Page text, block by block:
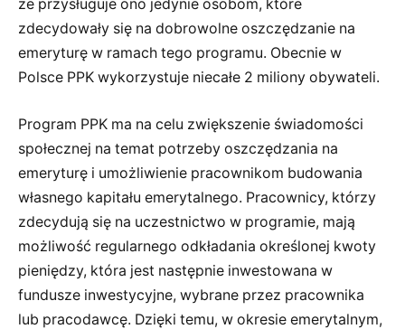
że przysługuje ono jedynie osobom, które
zdecydowały się na dobrowolne oszczędzanie na
emeryturę w ramach tego programu. Obecnie w
Polsce PPK wykorzystuje niecałe 2 miliony obywateli.
Program PPK ma na celu zwiększenie świadomości
społecznej na temat potrzeby oszczędzania na
emeryturę i umożliwienie pracownikom budowania
własnego kapitału emerytalnego. Pracownicy, którzy
zdecydują się na uczestnictwo w programie, mają
możliwość regularnego odkładania określonej kwoty
pieniędzy, która jest następnie inwestowana w
fundusze inwestycyjne, wybrane przez pracownika
lub pracodawcę. Dzięki temu, w okresie emerytalnym,